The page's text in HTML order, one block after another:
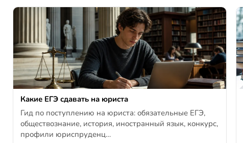
Какие ЕГЭ сдавать на юриста
Гид по поступлению на юриста: обязательные ЕГЭ,
обществознание, история, иностранный язык, конкурс,
профили юриспруденц…